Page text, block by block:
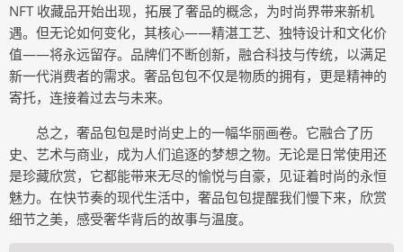
NFT 收藏品开始出现，拓展了奢品的概念，为时尚界带来新机
遇。但无论如何变化，其核心——精湛工艺、独特设计和文化价
值——将永远留存。品牌们不断创新，融合科技与传统，以满足
新一代消费者的需求。奢品包包不仅是物质的拥有，更是精神的
寄托，连接着过去与未来。
总之，奢品包包是时尚史上的一幅华丽画卷。它融合了历
史、艺术与商业，成为人们追逐的梦想之物。无论是日常使用还
是珍藏欣赏，它都能带来无尽的愉悦与自豪，见证着时尚的永恒
魅力。在快节奏的现代生活中，奢品包包提醒我们慢下来，欣赏
细节之美，感受奢华背后的故事与温度。